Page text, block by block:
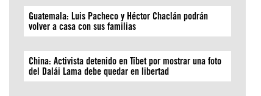
Guatemala: Luis Pacheco y Héctor Chaclán podrán
volver a casa con sus familias
China: Activista detenido en Tíbet por mostrar una foto
del Dalái Lama debe quedar en libertad